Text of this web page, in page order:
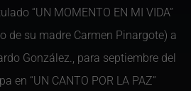
“UN MOMENTO EN MI VIDA”
de su madre Carmen Pinargote) a
González., para septiembre del
en “UN CANTO POR LA PAZ”